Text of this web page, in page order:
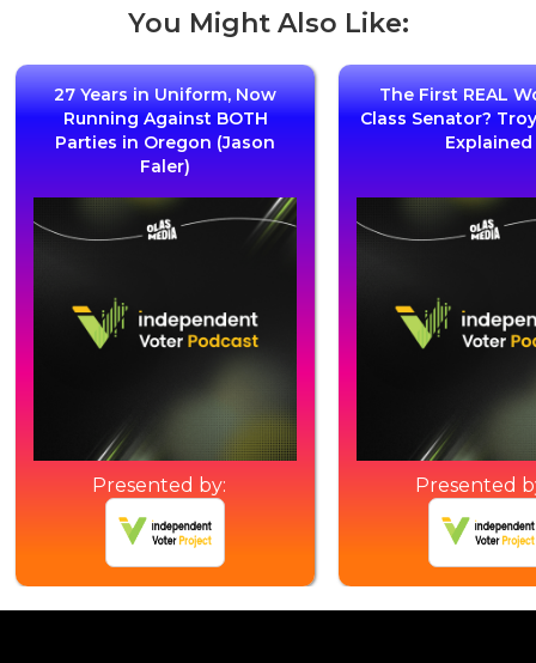
You Might Also Like:
27 Years in Uniform, Now
Running Against BOTH
Parties in Oregon (Jason
Faler)
Presented by:
The First REAL
Class Senator?
Explained
Presented